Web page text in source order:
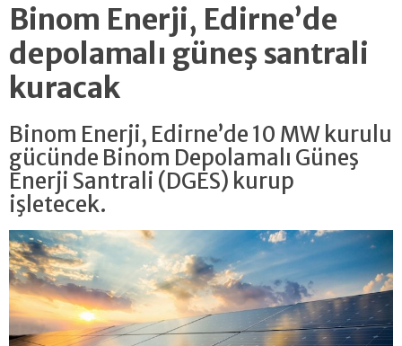
Binom Enerji, Edirne’de
depolamalı güneş santrali
kuracak
Binom Enerji, Edirne’de 10 MW kurulu
gücünde Binom Depolamalı Güneş
Enerji Santrali (DGES) kurup
işletecek.